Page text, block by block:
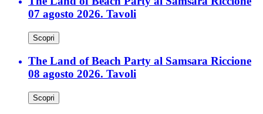
07 agosto 2026. Tavoli
Scopri
The Land of Beach Party al Samsara Riccione
08 agosto 2026. Tavoli
Scopri